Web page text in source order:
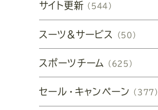
サイト更新 （544）
スーツ&サービス （50）
スポーツチーム （625）
セール・キャンペーン （377）